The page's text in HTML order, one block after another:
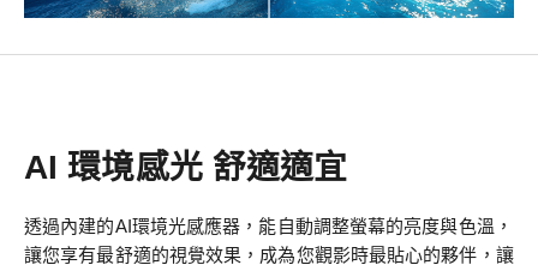
AI 環境感光 舒適適宜
透過內建的AI環境光感應器，能自動調整螢幕的亮度與色溫，
讓您享有最舒適的視覺效果，成為您觀影時最貼心的夥伴，讓